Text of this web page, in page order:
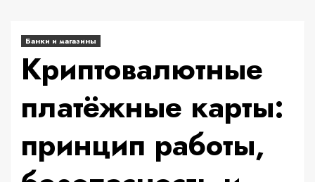
Банки и магазины
Криптовалютные
платёжные карты:
принцип работы,